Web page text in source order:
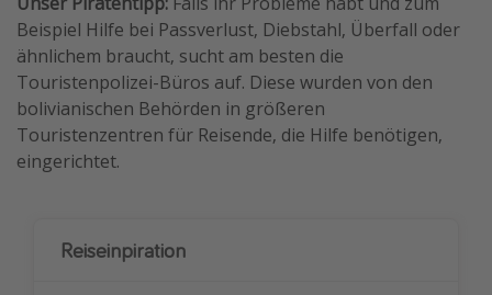
Beispiel Hilfe bei Passverlust, Diebstahl, Überfall oder
ähnlichem braucht, sucht am besten die
Touristenpolizei-Büros auf. Diese wurden von den
bolivianischen Behörden in größeren
Touristenzentren für Reisende, die Hilfe benötigen,
eingerichtet.
Reiseinpiration